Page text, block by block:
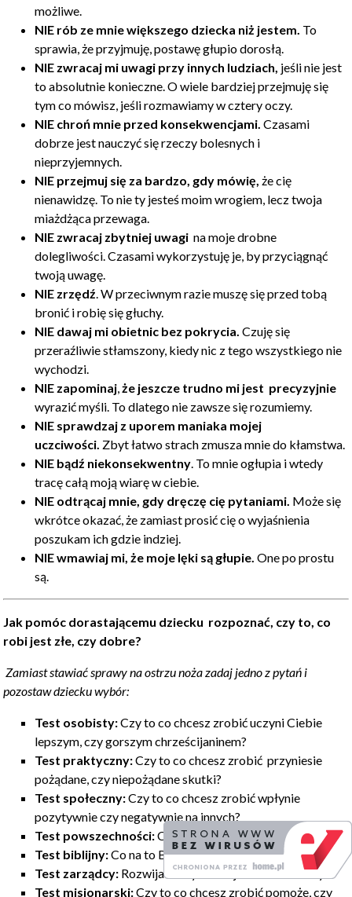
możliwe.
NIE rób ze mnie większego dziecka niż jestem. To
sprawia, że przyjmuję, postawę głupio dorosłą.
NIE zwracaj mi uwagi przy innych ludziach, jeśli nie jest
to absolutnie konieczne. O wiele bardziej przejmuję się
tym co mówisz, jeśli rozmawiamy w cztery oczy.
NIE chroń mnie przed konsekwencjami.Czasami
dobrze jest nauczyć się rzeczy bolesnych i
nieprzyjemnych.
NIE przejmuj się za bardzo, gdy mówię,że cię
nienawidzę. To nie ty jesteś moim wrogiem, lecz twoja
miażdżąca przewaga.
NIE zwracaj zbytniej uwagina moje drobne
dolegliwości. Czasami wykorzystuję je, by przyciągnąć
twoją uwagę.
NIE zrzędź. W przeciwnym razie muszę się przed tobą
bronić i robię się głuchy.
NIE dawaj mi obietnic bez pokrycia.Czuję się
przeraźliwie stłamszony, kiedy nic z tego wszystkiego nie
wychodzi.
NIE zapominaj,że jeszcze trudno mi jest precyzyjnie
wyrazić myśli. To dlatego nie zawsze się rozumiemy.
NIE sprawdzaj z uporem maniaka mojej
uczciwości. Zbyt łatwo strach zmusza mnie do kłamstwa.
NIE bądź niekonsekwentny. To mnie ogłupia i wtedy
tracę całą moją wiarę w ciebie.
NIE odtrącaj mnie, gdy dręczę cię pytaniami. Może się
wkrótce okazać, że zamiast prosić cię o wyjaśnienia
poszukam ich gdzie indziej.
NIE wmawiaj mi, że moje lęki są głupie.One po prostu
są.
Jak pomóc dorastającemu dziecku rozpoznać, czy to, co
robi jest złe, czy dobre?
Zamiast stawiać sprawy na ostrzu nożazadaj jedno z pytań i
pozostaw dziecku wybór:
Test osobisty:Czy to co chcesz zrobić uczyni Ciebie
lepszym, czy gorszym chrześcijaninem?
Test praktyczny:Czy to co chcesz zrobić przyniesie
pożądane, czy niepożądane skutki?
Test społeczny:Czy to co chcesz zrobić wpłynie
pozytywnie czy negatywnie na innych?
Test powszechności:Czy wszyscy by to zrobili?
Test biblijny:Co na to Biblia? - pochwala to czy zakazuje?
Test zarządcy: Rozwijasz czy marnujesz Boże talenty?
Test misjonarski:Czy to co chcesz zrobić pomoże, czy